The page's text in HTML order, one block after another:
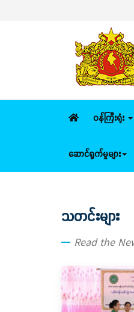
ဝန်ကြီးရုံး
ဆောင်ရွက်မှုများ
သတင်းများ
Read the